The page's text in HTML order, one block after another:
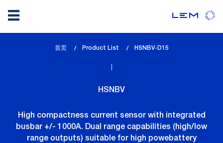
首页 Product List
lem_current_page
HSNBV-D15
HSNBV
High compactness current sensor with integrated
busbar +/- 1000A. Dual range capabilities (high/low
range outputs) suitable for high powebattery